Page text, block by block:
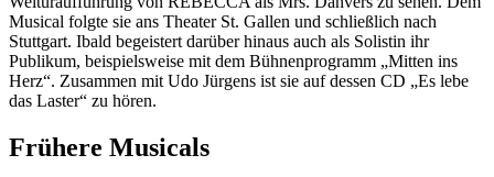
Musical folgte sie ans Theater St. Gallen und schließlich nach
Stuttgart. Ibald begeistert darüber hinaus auch als Solistin ihr
Publikum, beispielsweise mit dem Bühnenprogramm „Mitten ins
Herz“. Zusammen mit Udo Jürgens ist sie auf dessen CD „Es lebe
das Laster“ zu hören.
Frühere Musicals